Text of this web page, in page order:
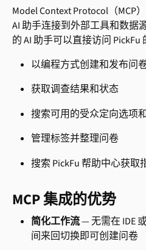
Model Context Protocol（MCP
AI 助手连接到外部工具和数据
的 AI 助手可以直接访问 PickFu
以编程方式创建和发布问
获取调查结果和状态
搜索可用的受众定向选项
管理标签并整理问卷
搜索 PickFu 帮助中心获取
MCP 集成的优势
简化工作流 — 无需在 IDE
间来回切换即可创建问卷